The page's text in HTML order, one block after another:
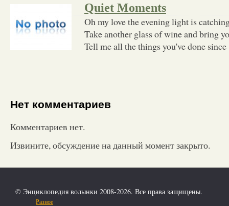
Quiet Moments
Oh my love the evening light is
Take another glass of wine and bring
Tell me all the things you've done since
Нет комментариев
Комментариев нет.
Извините, обсуждение на данный момент закрыто.
© Энциклопедия волынки 2008-2026. Все права защищены.
Разное